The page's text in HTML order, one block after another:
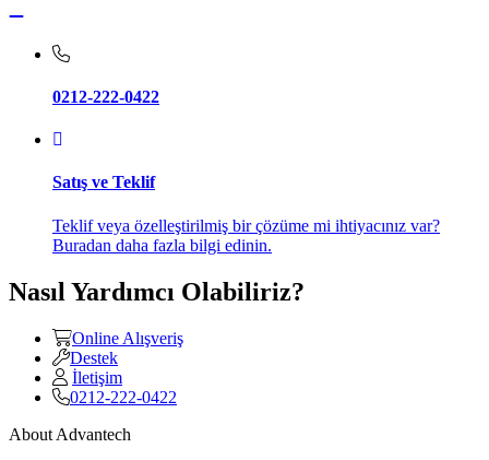
0212-222-0422
Satış ve Teklif
Teklif veya özelleştirilmiş bir çözüme mi ihtiyacınız var?
Buradan daha fazla bilgi edinin.
Nasıl Yardımcı Olabiliriz?
Online Alışveriş
Destek
İletişim
0212-222-0422
About Advantech